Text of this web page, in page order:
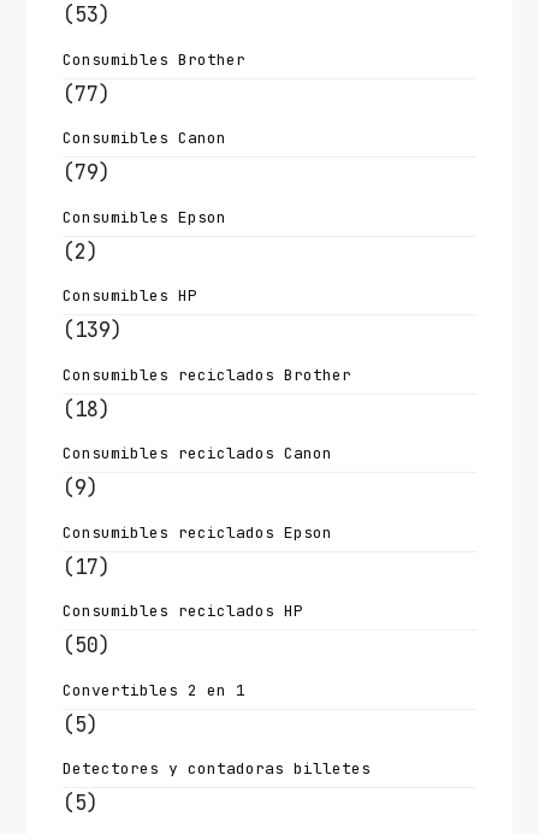
(53)
Consumibles Brother
(77)
Consumibles Canon
(79)
Consumibles Epson
(2)
Consumibles HP
(139)
Consumibles reciclados Brother
(18)
Consumibles reciclados Canon
(9)
Consumibles reciclados Epson
(17)
Consumibles reciclados HP
(50)
Convertibles 2 en 1
(5)
Detectores y contadoras billetes
(5)